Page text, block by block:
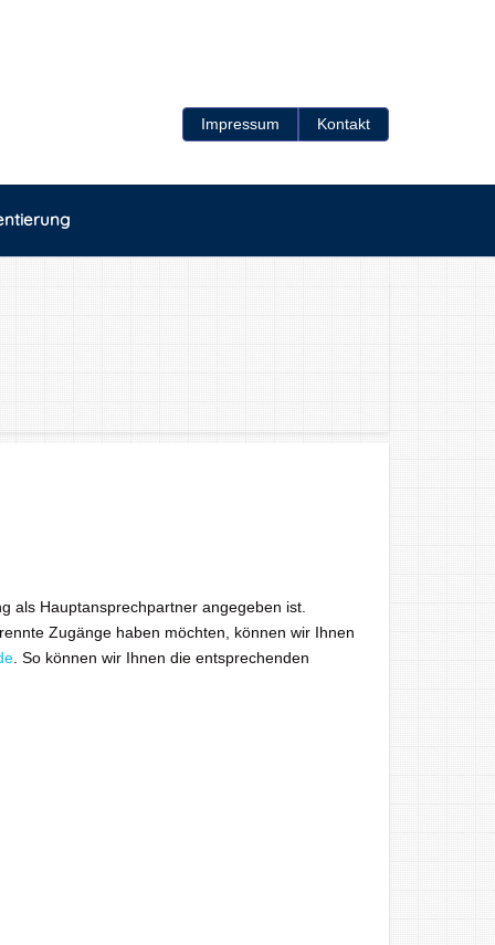
Impressum Kontakt
als Hauptansprechpartner angegeben ist.
Zugänge haben möchten, können wir Ihnen
. So können wir Ihnen die entsprechenden